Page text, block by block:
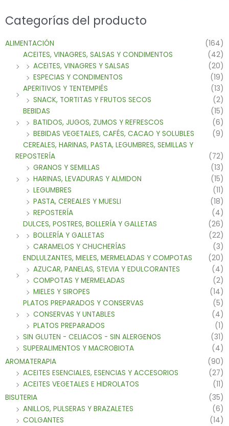
Categorías del producto
ALIMENTACIÓN
(164)
ACEITES, VINAGRES, SALSAS Y CONDIMENTOS
(42)
ACEITES, VINAGRES Y SALSAS
(20)
ESPECIAS Y CONDIMENTOS
(19)
APERITIVOS Y TENTEMPIÉS
(13)
SNACK, TORTITAS Y FRUTOS SECOS
(2)
BEBIDAS
(15)
BATIDOS, JUGOS, ZUMOS Y REFRESCOS
(6)
BEBIDAS VEGETALES, CAFÉS, CACAO Y SOLUBLES
(9)
CEREALES, HARINAS, PASTA, LEGUMBRES, SEMILLAS Y
REPOSTERÍA
(72)
GRANOS Y SEMILLAS
(13)
HARINAS, LEVADURAS Y ALMIDON
(15)
LEGUMBRES
(11)
PASTA, CEREALES Y MUESLI
(18)
REPOSTERÍA
(4)
DULCES, POSTRES, BOLLERÍA Y GALLETAS
(26)
BOLLERÍA Y GALLETAS
(22)
CARAMELOS Y CHUCHERÍAS
(3)
ENDLULZANTES, MIELES, MERMELADAS Y COMPOTAS
(20)
AZUCAR, PANELAS, STEVIA Y EDULCORANTES
(4)
COMPOTAS Y MERMELADAS
(2)
MIELES Y SIROPES
(14)
PLATOS PREPARADOS Y CONSERVAS
(5)
CONSERVAS Y UNTABLES
(4)
PLATOS PREPARADOS
(1)
SIN GLUTEN - CELIACOS - SIN ALERGENOS
(31)
SUPERALIMENTOS Y MACROBIOTA
(4)
AROMATERAPIA
(90)
ACEITES ESENCIALES, ESENCIAS Y ACCESORIOS
(27)
ACEITES VEGETALES E HIDROLATOS
(11)
BISUTERIA
(35)
ANILLOS, PULSERAS Y BRAZALETES
(6)
COLGANTES
(14)